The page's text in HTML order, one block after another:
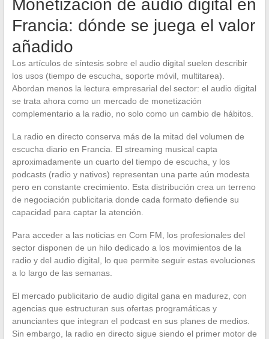
Monetización de audio digital en
Francia: dónde se juega el valor
añadido
Los artículos de síntesis sobre el audio digital suelen describir
los usos (tiempo de escucha, soporte móvil, multitarea).
Abordan menos la lectura empresarial del sector: el audio digital
se trata ahora como un mercado de monetización
complementario a la radio, no solo como un cambio de hábitos.
La radio en directo conserva más de la mitad del volumen de
escucha diario en Francia. El streaming musical capta
aproximadamente un cuarto del tiempo de escucha, y los
podcasts (radio y nativos) representan una parte aún modesta
pero en constante crecimiento. Esta distribución crea un terreno
de negociación publicitaria donde cada formato defiende su
capacidad para captar la atención.
Para acceder a las noticias en Com FM, los profesionales del
sector disponen de un hilo dedicado a los movimientos de la
radio y del audio digital, lo que permite seguir estas evoluciones
a lo largo de las semanas.
El mercado publicitario de audio digital gana en madurez, con
agencias que estructuran sus ofertas programáticas y
anunciantes que integran el podcast en sus planes de medios.
Sin embargo, la radio en directo sigue siendo el primer motor de